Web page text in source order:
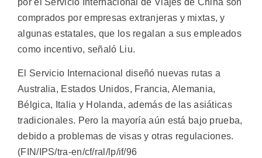
comprados por empresas extranjeras y mixtas, y
algunas estatales, que los regalan a sus empleados
como incentivo, señaló Liu.
El Servicio Internacional diseñó nuevas rutas a
Australia, Estados Unidos, Francia, Alemania,
Bélgica, Italia y Holanda, además de las asiáticas
tradicionales. Pero la mayoría aún está bajo prueba,
debido a problemas de visas y otras regulaciones.
(FIN/IPS/tra-en/cf/ral/lp/if/96